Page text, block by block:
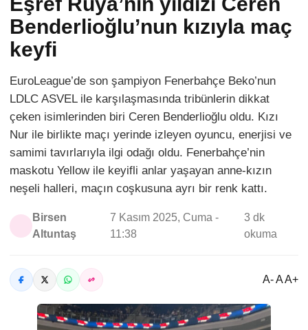
Benderlioğlu’nun kızıyla maç
keyfi
EuroLeague’de son şampiyon Fenerbahçe Beko’nun
LDLC ASVEL ile karşılaşmasında tribünlerin dikkat
çeken isimlerinden biri Ceren Benderlioğlu oldu. Kızı
Nur ile birlikte maçı yerinde izleyen oyuncu, enerjisi ve
samimi tavırlarıyla ilgi odağı oldu. Fenerbahçe’nin
maskotu Yellow ile keyifli anlar yaşayan anne-kızın
neşeli halleri, maçın coşkusuna ayrı bir renk kattı.
Birsen
Altuntaş
7 Kasım 2025, Cuma -
11:38
3 dk
okuma
A- A A+